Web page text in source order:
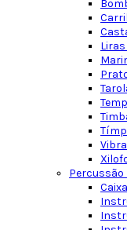
Percussão